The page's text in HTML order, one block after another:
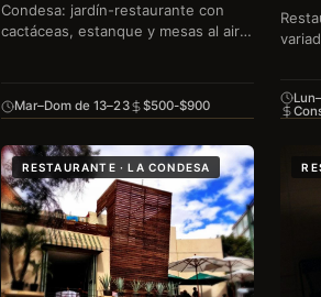
Condesa: jardín-restaurante con
cactáceas, estanque y mesas al aire
Mar–Dom de 13–23 $500-$900
RESTAURANTE · LA CONDESA